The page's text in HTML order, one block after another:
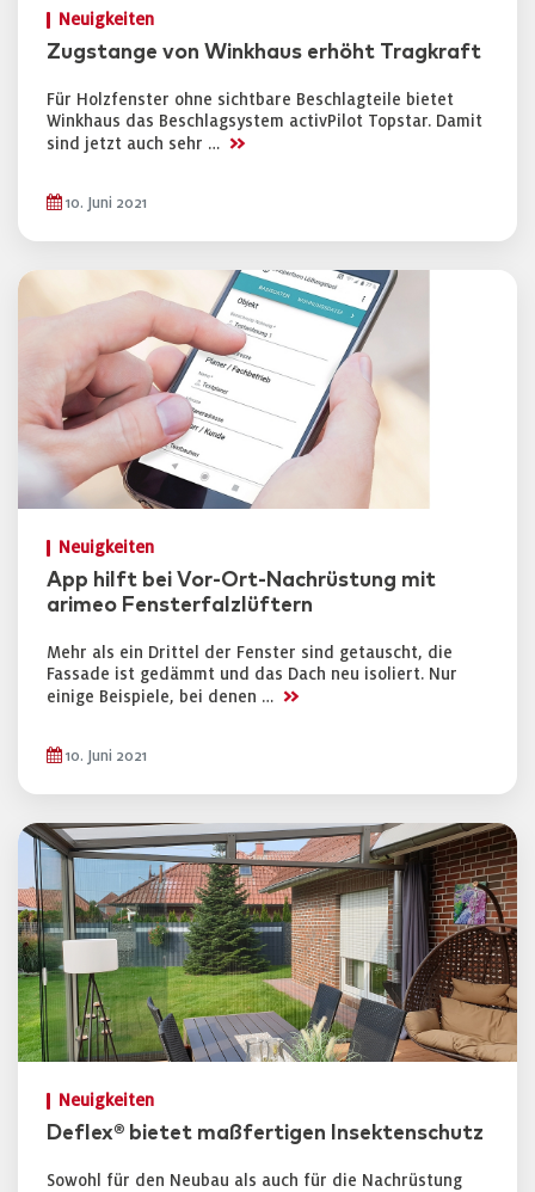
Neuigkeiten
Zugstange von Winkhaus erhöht Tragkraft
Für Holzfenster ohne sichtbare Beschlagteile bietet
Winkhaus das Beschlagsystem activPilot Topstar. Damit
sind jetzt auch sehr … >>
10. Juni 2021
Neuigkeiten
App hilft bei Vor-Ort-Nachrüstung mit
arimeo Fensterfalzlüftern
Mehr als ein Drittel der Fenster sind getauscht, die
Fassade ist gedämmt und das Dach neu isoliert. Nur
einige Beispiele, bei denen … >>
10. Juni 2021
Neuigkeiten
Deflex® bietet maßfertigen Insektenschutz
Sowohl für den Neubau als auch für die Nachrüstung